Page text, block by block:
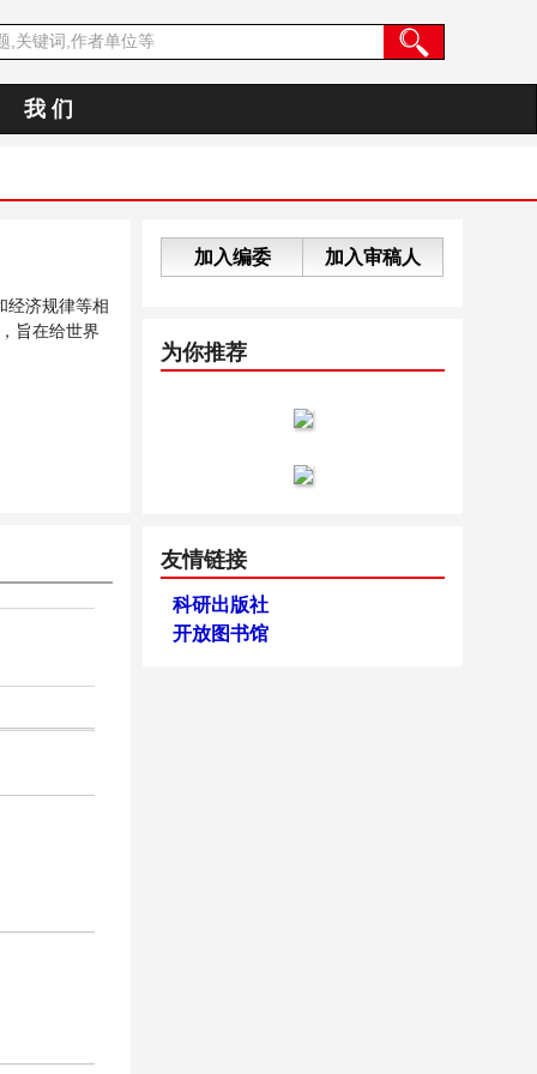
我 们
经济规律等相
旨在给世界
加入编委 加入审稿人
为你推荐
友情链接
科研出版社
开放图书馆